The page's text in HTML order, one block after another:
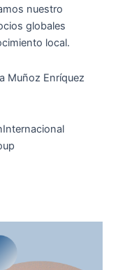
nuestro
globales
local.
Muñoz Enríquez